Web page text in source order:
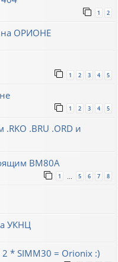
1 2
на ОРИОНЕ
1 2 3 4 5
1 2 3 4 5
.BRU .ORD и
ВМ80А
1 5 6 7 8
УКНЦ
2 * SIMM30 = Orionix :)